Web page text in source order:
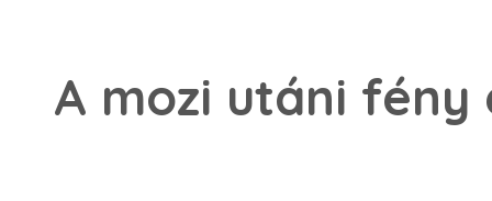
A mozi utáni fény